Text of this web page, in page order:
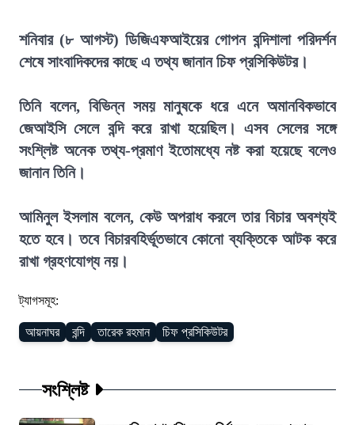
শনিবার (৮ আগস্ট) ডিজিএফআইয়ের গোপন বন্দিশালা পরিদর্শন
শেষে সাংবাদিকদের কাছে এ তথ্য জানান চিফ প্রসিকিউটর।
তিনি বলেন, বিভিন্ন সময় মানুষকে ধরে এনে অমানবিকভাবে
জেআইসি সেলে বন্দি করে রাখা হয়েছিল। এসব সেলের সঙ্গে
সংশ্লিষ্ট অনেক তথ্য-প্রমাণ ইতোমধ্যে নষ্ট করা হয়েছে বলেও
জানান তিনি।
আমিনুল ইসলাম বলেন, কেউ অপরাধ করলে তার বিচার অবশ্যই
হতে হবে। তবে বিচারবহির্ভূতভাবে কোনো ব্যক্তিকে আটক করে
রাখা গ্রহণযোগ্য নয়।
ট্যাগসমূহ:
আয়নাঘর বন্দি তারেক রহমান চিফ প্রসিকিউটর
সংশ্লিষ্ট